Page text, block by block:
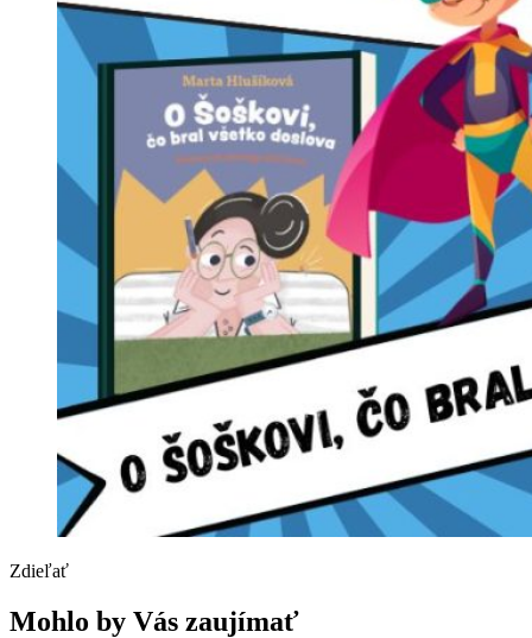
Zdieľať
Mohlo by Vás zaujímať